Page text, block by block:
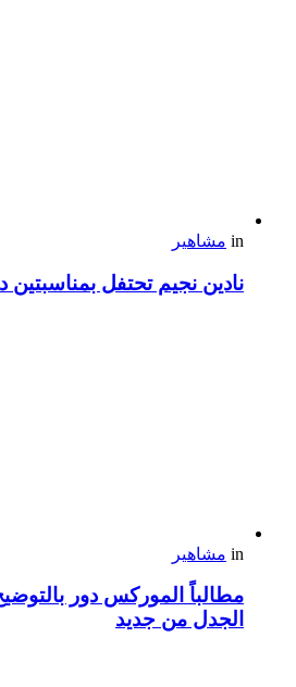
in مشاهير
نادين نجيم تحتفل بمناسبتين
in مشاهير
مطالباً الموركس دور
الجدل من جديد